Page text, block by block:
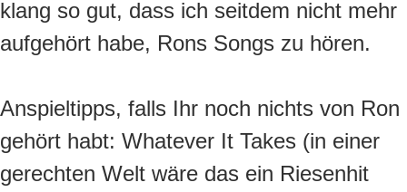
klang so gut, dass ich seitdem nicht mehr
aufgehört habe, Rons Songs zu hören.
Anspieltipps, falls Ihr noch nichts von Ron
gehört habt: Whatever It Takes (in einer
gerechten Welt wäre das ein Riesenhit